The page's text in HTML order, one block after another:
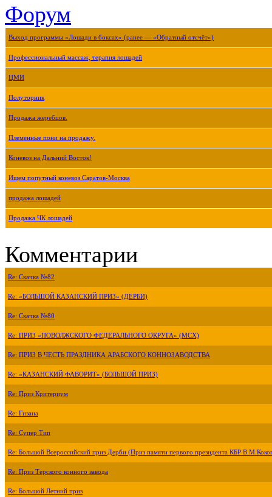
Форум
Выход программы «Лошади в боксах» (ранее — «Обратный отсчёт»)
Профессиональный массаж, терапия лошадей
ЦМИ
Полуторник
Продажа жеребцов.
Племенные пони на продажу.
Коневоз на Дальний Восток!
Ищем попутный коневоз Саратов-Москва
продажа лошадей
Продажа ЧК лошадей
Комментарии
Re: Скачка №82
Re: «БОЛЬШОЙ КАЗАНСКИЙ ПРИЗ» (ДЕРБИ)
Re: Скачка №80
Re: ПРИЗ «ПОВОЛЖСКОГО ФЕДЕРАЛЬНОГО ОКРУГА» (МСХ)
Re: ПРИЗ В ЧЕСТЬ ПРАЗДНИКА АРАБСКОГО КОННОЗАВОДСТВА
Re: «КАЗАНСКИЙ ФАВОРИТ» (БОЛЬШОЙ ПРИЗ)
Re: Приз Критериум
Re: Гизана
Re: Супер Тип
Re: Большой Всероссийский приз Дерби (Приз памяти первого президента КБР
Re: Приз Терского конного завода
Re: Большой Летний приз